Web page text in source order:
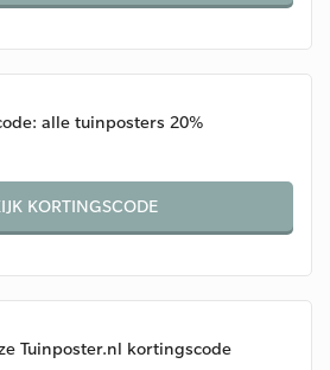
alle tuinposters 20%
KORTINGSCODE
Tuinposter.nl kortingscode